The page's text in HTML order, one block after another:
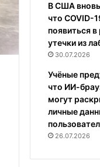
В США вновь
что COVID-
появиться в
утечки из
30.07.2026
Учёные
что ИИ-
могут
личные
26.07.2026